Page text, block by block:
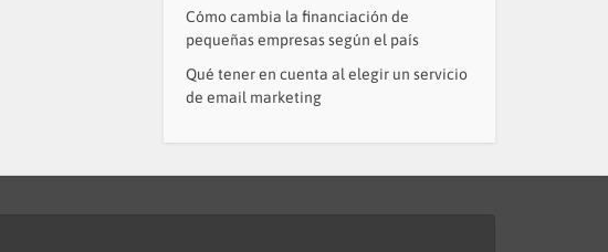
Cómo cambia la financiación de
pequeñas empresas según el país
Qué tener en cuenta al elegir un servicio
de email marketing